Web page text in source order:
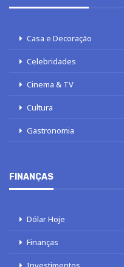
Casa e Decoração
Celebridades
Cinema & TV
Cultura
Gastronomia
FINANÇAS
Dólar Hoje
Finanças